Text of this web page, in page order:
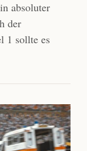
absoluter
der
1 sollte es